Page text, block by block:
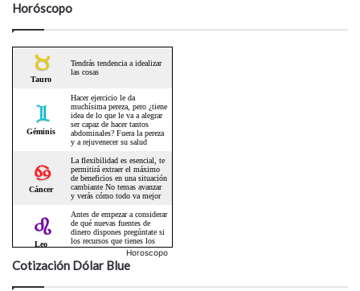
Horóscopo
Horoscopo
Cotización Dólar Blue